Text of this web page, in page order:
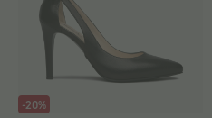
-20%